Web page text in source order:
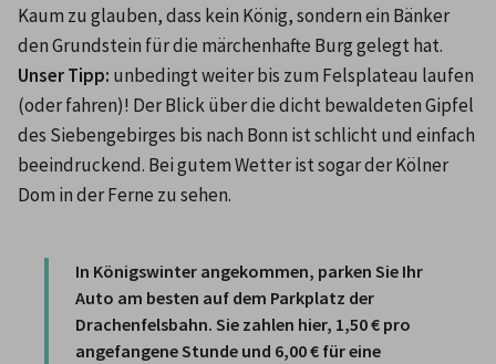
Kaum zu glauben, dass kein König, sondern ein Bänker
Unser Tipp: unbedingt weiter bis zum Felsplateau laufen
(oder fahren)! Der Blick über die dicht bewaldeten Gipfel
des Siebengebirges bis nach Bonn ist schlicht und einfach
beeindruckend. Bei gutem Wetter ist sogar der Kölner
Dom in der Ferne zu sehen.
In Königswinter angekommen, parken Sie Ihr
Auto am besten auf dem Parkplatz der
Drachenfelsbahn. Sie zahlen hier, 1,50 € pro
angefangene Stunde und 6,00 € für eine